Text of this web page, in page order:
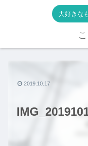
大好きな
2019.10.17